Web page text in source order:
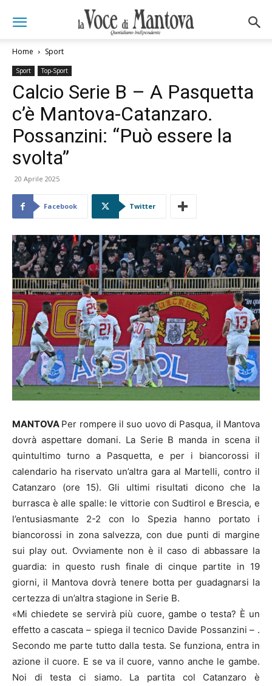
Home Sport
Sport Top-Sport
Calcio Serie B – A Pasquetta
c’è Mantova-Catanzaro.
Possanzini: “Può essere la
svolta”
20 Aprile 2025
Facebook Twitter
MANTOVA Per rompere il suo uovo di Pasqua, il Mantova
dovrà aspettare domani. La Serie B manda in scena il
quintultimo turno a Pasquetta, e per i biancorossi il
calendario ha riservato un’altra gara al Martelli, contro il
Catanzaro (ore 15). Gli ultimi risultati dicono che la
burrasca è alle spalle: le vittorie con Sudtirol e Brescia, e
l’entusiasmante 2-2 con lo Spezia hanno portato i
biancorossi in zona salvezza, con due punti di margine
sui play out. Ovviamente non è il caso di abbassare la
guardia: in questo rush finale di cinque partite in 19
giorni, il Mantova dovrà tenere botta per guadagnarsi la
certezza di un’altra stagione in Serie B.
«Mi chiedete se servirà più cuore, gambe o testa? È un
effetto a cascata – spiega il tecnico Davide Possanzini – .
Secondo me parte tutto dalla testa. Se funziona, entra in
azione il cuore. E se va il cuore, vanno anche le gambe.
Noi di testa ci siamo. La partita col Catanzaro è